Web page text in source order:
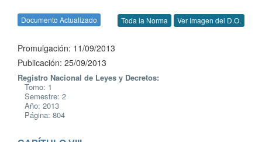
Documento Actualizado Toda la Norma Ver Imagen del D.O.
Promulgación: 11/09/2013
Publicación: 25/09/2013
Registro Nacional de Leyes y Decretos:
Tomo: 1
Semestre: 2
Año: 2013
Página: 804